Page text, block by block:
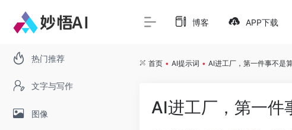
热门推荐
文字与写作
图像
博客 APP下载
首页 • AI提示词 • AI进工厂，第一件事不是
AI进工厂，第一件